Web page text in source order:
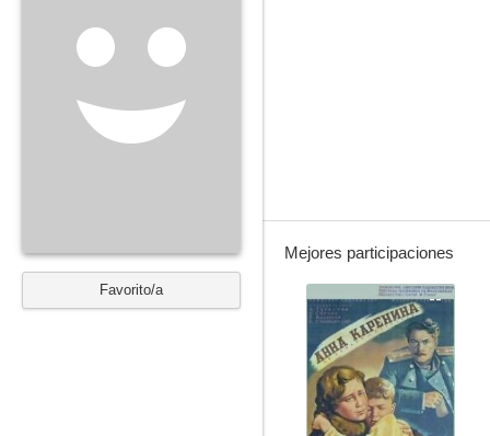
Favorito/a
Mejores participaciones
--